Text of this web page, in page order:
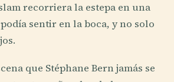
recorriera la estepa en una
sentir en la boca, y no solo
que Stéphane Bern jamás se